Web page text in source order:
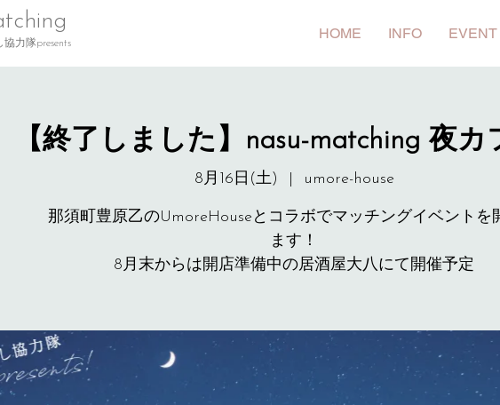
力隊presents
HOME INFO EVENT
【終了しました】nasu-matching 夜カ
8月16日(土) umore-house
那須町豊原乙のUmoreHouseとコラボでマッチングイベントを
ます！
8月末からは開店準備中の居酒屋大八にて開催予定